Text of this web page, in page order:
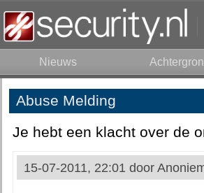
Nieuws
Abuse Melding
Je hebt een klacht over de
15-07-2011, 22:01 door